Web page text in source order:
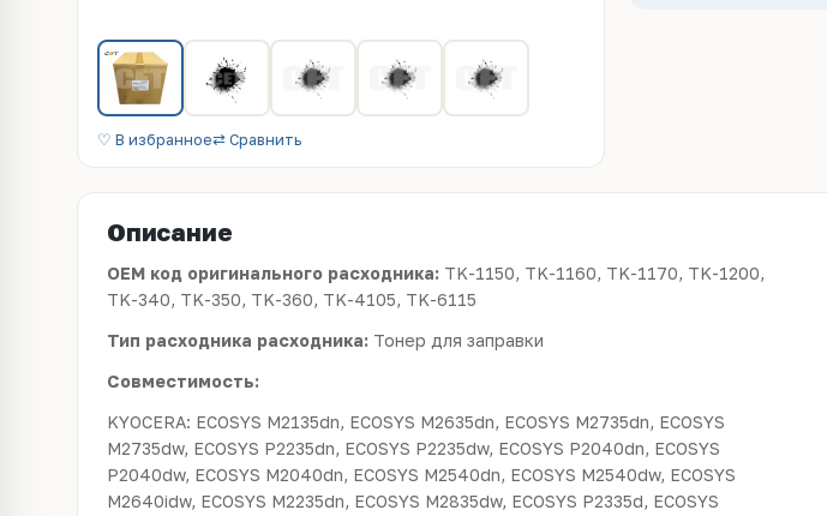
♡ В избранное⇄ Сравнить
Описание
OEM код оригинального расходника: TK-1150, TK-1160, TK-1170, TK-1200,
TK-340, TK-350, TK-360, TK-4105, TK-6115
Тип расходника расходника: Тонер для заправки
Совместимость:
KYOCERA: ECOSYS M2135dn, ECOSYS M2635dn, ECOSYS M2735dn, ECOSYS
M2735dw, ECOSYS P2235dn, ECOSYS P2235dw, ECOSYS P2040dn, ECOSYS
P2040dw, ECOSYS M2040dn, ECOSYS M2540dn, ECOSYS M2540dw, ECOSYS
M2640idw, ECOSYS M2235dn, ECOSYS M2835dw, ECOSYS P2335d, ECOSYS